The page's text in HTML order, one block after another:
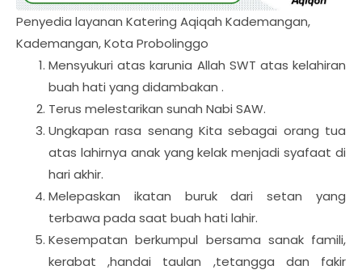
Penyedia layanan Katering Aqiqah Kademangan,
Kademangan, Kota Probolinggo
Mensyukuri atas karunia Allah SWT atas kelahiran
buah hati yang didambakan .
Terus melestarikan sunah Nabi SAW.
Ungkapan rasa senang Kita sebagai orang tua
atas lahirnya anak yang kelak menjadi syafaat di
hari akhir.
Melepaskan ikatan buruk dari setan yang
terbawa pada saat buah hati lahir.
Kesempatan berkumpul bersama sanak famili,
kerabat ,handai taulan ,tetangga dan fakir